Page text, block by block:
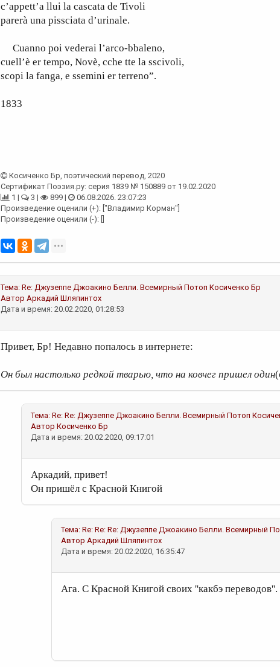
c’appett’a llui la cascata de Tivoli
parerà una pissciata d’urinale.
Cuanno poi vederai l’arco-bbaleno,
cuell’è er tempo, Novè, cche tte la sscivoli,
scopi la fanga, e ssemini er terreno”.
1833
Косиченко Бр, поэтический перевод, 2020
Сертификат Поэзия.ру: серия 1839 № 150889 от 19.02.2020
1 |
3 | 899 |
06.08.2026. 23:07:23
Произведение оценили (+): ["Владимир Корман"]
Произведение оценили (-): []
Тема: Re: Джузеппе Джоакино Белли. Всемирный Потоп Косиченко Бр
Автор Аркадий Шляпинтох
Дата и время: 20.02.2020, 01:28:53
Привет, Бр! Недавно попалось в интернете:
Он был настолько редкой тварью, что на ковчег пришел один
Тема: Re: Re: Джузеппе Джоакино Белли. Всемирный Потоп
Автор Косиченко Бр
Дата и время: 20.02.2020, 09:17:01
Аркадий, привет!
Он пришёл с Красной Книгой
Тема: Re: Re: Re: Джузеппе Джоакино Белли. Всемирный
Автор Аркадий Шляпинтох
Дата и время: 20.02.2020, 16:35:47
Ага. С Красной Книгой своих ''какбэ переводов''.